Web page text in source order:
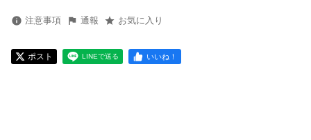
注意事項 通報 お気に入り
ポスト LINEで送る いいね！